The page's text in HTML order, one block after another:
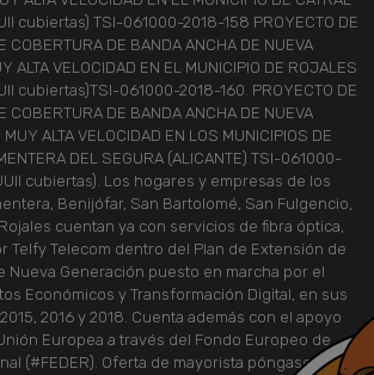
cubiertas) TSI-061000-2018-158 PROYECTO DE
COBERTURA DE BANDA ANCHA DE NUEVA
ALTA VELOCIDAD EN EL MUNICIPIO DE ROJALES
cubiertas)TSI-061000-2018-160. PROYECTO DE
COBERTURA DE BANDA ANCHA DE NUEVA
ALTA VELOCIDAD EN LOS MUNICIPIOS DE
DEL SEGURA (ALICANTE) TSI-061000-
cubiertas). Los hogares y empresas de los
Benijófar, San Bartolomé, San Fulgencio,
cuentan ya con servicios de fibra óptica,
Telfy Telecom dentro del Plan de Extensión de
Nueva Generación puesto en marcha por el
Económicos y Transformación Digital, en sus
2016 y 2018. Cuenta además con el apoyo
Europea a través del Fondo Europeo de
(#FEDER). Oferta de mayorista póngase en